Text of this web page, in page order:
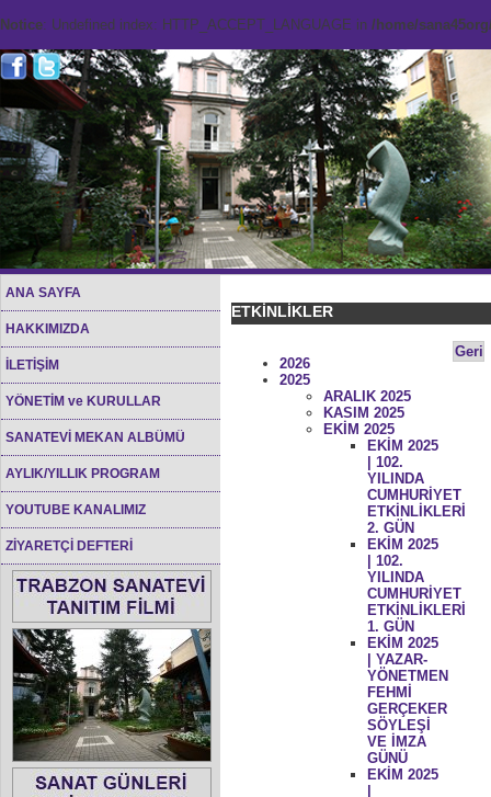
Notice: Undefined index: HTTP_ACCEPT_LANGUAGE in /home/
ANA SAYFA
HAKKIMIZDA
İLETİŞİM
YÖNETİM ve KURULLAR
SANATEVİ MEKAN ALBÜMÜ
AYLIK/YILLIK PROGRAM
YOUTUBE KANALIMIZ
ZİYARETÇİ DEFTERİ
ETKİNLİKLER
Geri
2026
2025
ARALIK 2025
KASIM 2025
EKİM 2025
EKİM 2025
| 102.
YILINDA
CUMHURİYET
ETKİNLİKLERİ
2. GÜN
EKİM 2025
| 102.
YILINDA
CUMHURİYET
ETKİNLİKLERİ
1. GÜN
EKİM 2025
| YAZAR-
YÖNETMEN
FEHMİ
GERÇEKER
SÖYLEŞİ
VE İMZA
GÜNÜ
EKİM 2025